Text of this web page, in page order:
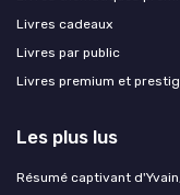
Livres cadeaux
Livres par public
Livres premium et
Les plus lus
Résumé captivant